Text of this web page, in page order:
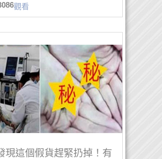
觀看
現這個假貨趕緊扔掉！有